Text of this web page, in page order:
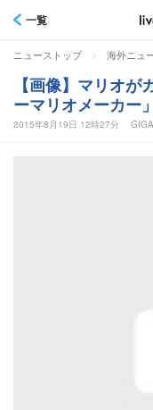
一覧
ニューストップ > 海外ニュ
【画像】マリオ
ーマリオメーカー
2015年8月19日 12時27分